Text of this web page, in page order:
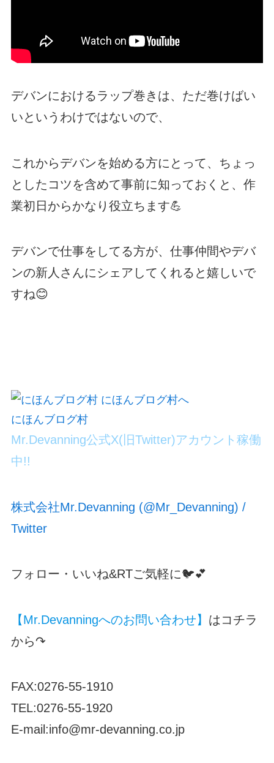
デバンにおけるラップ巻きは、ただ巻けばい
いというわけではないので、
これからデバンを始める方にとって、ちょっ
としたコツを含めて事前に知っておくと、作
業初日からかなり役立ちます💪
デバンで仕事をしてる方が、仕事仲間やデバ
ンの新人さんにシェアしてくれると嬉しいで
すね😊
にほんブログ村
Mr.Devanning公式X(旧Twitter)アカウント稼働
中!!
株式会社Mr.Devanning (@Mr_Devanning) /
Twitter
フォロー・いいね&RTご気軽に🐦💕
【Mr.Devanningへのお問い合わせ】 はコチラ
から↷
FAX:0276-55-1910
TEL:0276-55-1920
E-mail:info@mr-devanning.co.jp